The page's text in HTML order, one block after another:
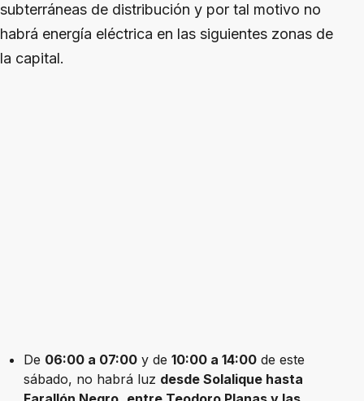
subterráneas de distribución y por tal motivo no
habrá energía eléctrica en las siguientes zonas de
la capital.
De 06:00 a 07:00y de 10:00 a 14:00de este
sábado, no habrá luz desde Solalique hasta